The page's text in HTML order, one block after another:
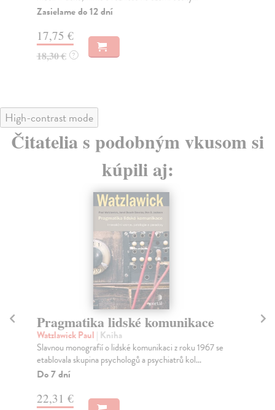
Zasielame do 12 dní
17,75 €
18,30 € ?
High-contrast mode
Čitatelia s podobným vkusom si
kúpili aj:
Pragmatika lidské komunikace
Watzlawick Paul | Kniha
Slavnou monografií o lidské komunikaci z roku 1967 se
etablovala skupina psychologů a psychiatrů kol...
Do 7 dní
22,31 €